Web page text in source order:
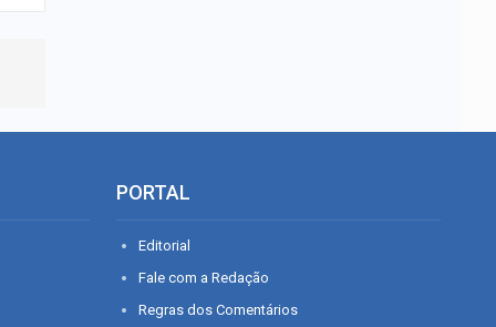
PORTAL
Editorial
Fale com a Redação
Regras dos Comentários